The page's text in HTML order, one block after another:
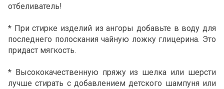
отбеливатель!
* При стирке изделий из ангоры добавьте в воду для
последнего полоскания чайную ложку глицерина. Это
придаст мягкость.
* Высококачественную пряжу из шелка или шерсти
лучше стирать с добавлением детского шампуня или